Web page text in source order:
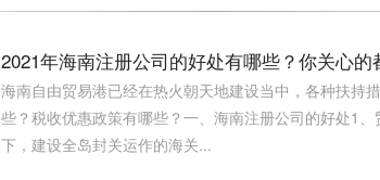
2021年海南注册公司的好处有哪些？你关心的
海南自由贸易港已经在热火朝天地建设当中，各种扶持
些？税收优惠政策有哪些？一、海南注册公司的好处1
下，建设全岛封关运作的海关...